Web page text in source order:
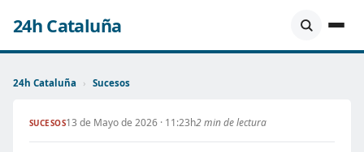
24h Cataluña
24h Cataluña › Sucesos
SUCESOS13 de Mayo de 2026 · 11:23h2 min de lectura